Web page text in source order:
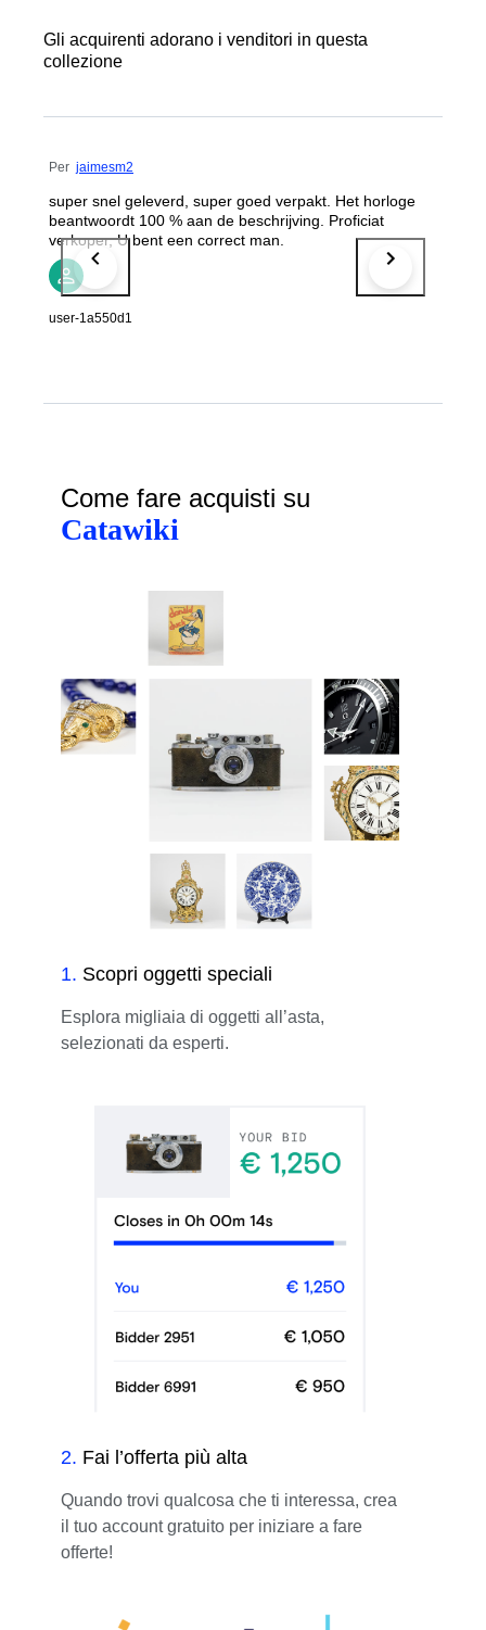
Gli acquirenti adorano i venditori in questa
collezione
Per jaimesm2
super snel geleverd, super goed verpakt. Het horloge
beantwoordt 100 % aan de beschrijving. Proficiat
verkoper, U bent een correct man.
user-1a550d1
Come fare acquisti su
Catawiki
1. Scopri oggetti speciali
Esplora migliaia di oggetti all’asta,
selezionati da esperti.
2. Fai l’offerta più alta
Quando trovi qualcosa che ti interessa, crea
il tuo account gratuito per iniziare a fare
offerte!